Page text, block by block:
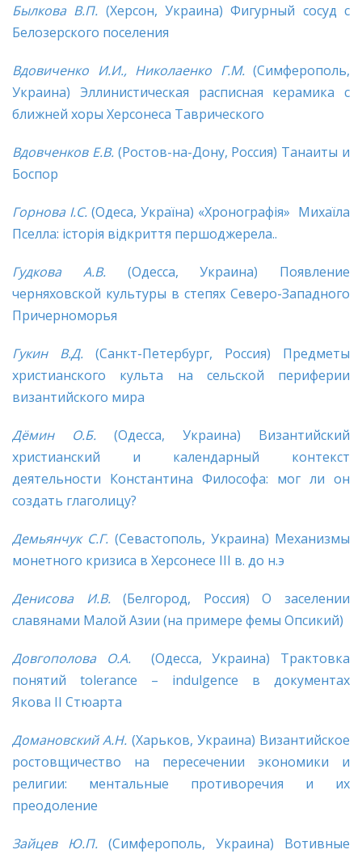
Былкова В.П. (Херсон, Украина) Фигурный сосуд с
Белозерского поселения
Вдовиченко И.И., Николаенко Г.М.(Симферополь,
Украина) Эллинистическая расписная керамика с
ближней хоры Херсонеса Таврического
Вдовченков Е.В.(Ростов-на-Дону, Россия) Танаиты и
Боспор
Горнова І.С. (Одеса, Україна) «Хронографія» Михаїла
Пселла: історія відкриття першоджерела..
Гудкова А.В. (Одесса, Украина) Появление
черняховской культуры в степях Северо-Западного
Причерноморья
Гукин В.Д. (Санкт-Петербург, Россия) Предметы
христианского культа на сельской периферии
византийского мира
Дёмин О.Б. (Одесса, Украина) Византийский
христианский и календарный контекст
деятельности Константина Философа: мог ли он
создать глаголицу?
Демьянчук С.Г. (Севастополь, Украина) Механизмы
монетного кризиса в Херсонесе III в. до н.э
Денисова И.В.(Белгород, Россия) О заселении
славянами Малой Азии (на примере фемы Опсикий)
Довгополова О.А.(Одесса, Украина) Трактовка
понятий tolerance – indulgence в документах
Якова II Стюарта
Домановский А.Н. (Харьков, Украина) Византийское
ростовщичество на пересечении экономики и
религии: ментальные противоречия и их
преодоление
Зайцев Ю.П. (Симферополь, Украина) Вотивные